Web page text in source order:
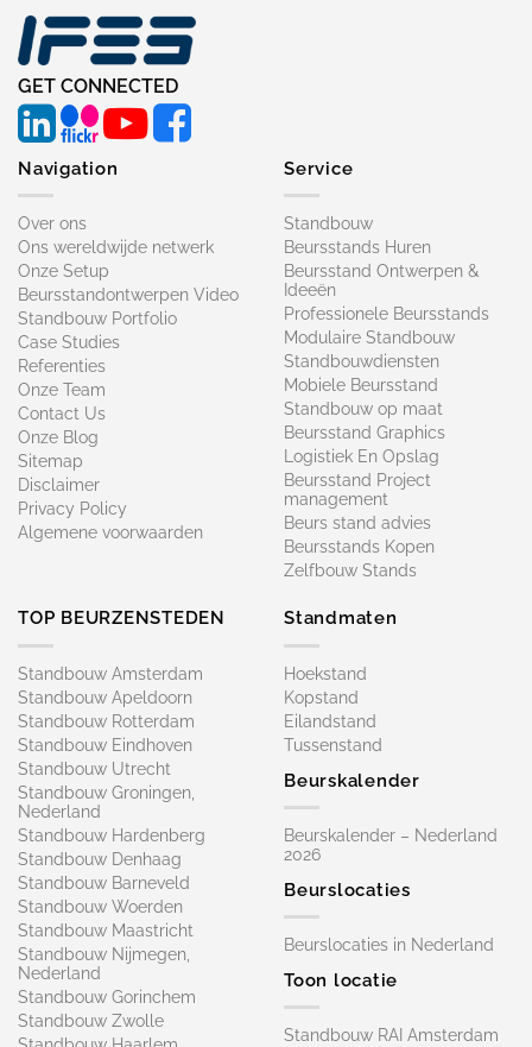
GET CONNECTED
Navigation
Over ons
Ons wereldwijde netwerk
Onze Setup
Beursstandontwerpen Video
Standbouw Portfolio
Case Studies
Referenties
Onze Team
Contact Us
Onze Blog
Sitemap
Disclaimer
Privacy Policy
Algemene voorwaarden
Service
Standbouw
Beursstands Huren
Beursstand Ontwerpen &
Ideeën
Professionele Beursstands
Modulaire Standbouw
Standbouwdiensten
Mobiele Beursstand
Standbouw op maat​
Beursstand Graphics
Logistiek En Opslag
Beursstand Project
management
Beurs stand advies
Beursstands Kopen
Zelfbouw Stands
TOP BEURZENSTEDEN
Standbouw Amsterdam
Standbouw Apeldoorn
Standbouw Rotterdam
Standbouw Eindhoven
Standbouw Utrecht
Standbouw Groningen,
Nederland
Standbouw Hardenberg
Standbouw Denhaag
Standbouw Barneveld
Standbouw Woerden
Standbouw Maastricht
Standbouw Nijmegen,
Nederland
Standbouw Gorinchem
Standbouw Zwolle
Standmaten
Hoekstand
Kopstand
Eilandstand
Tussenstand
Beurskalender
Beurskalender – Nederland
2026
Beurslocaties
Beurslocaties in Nederland
Toon locatie
Standbouw RAI Amsterdam